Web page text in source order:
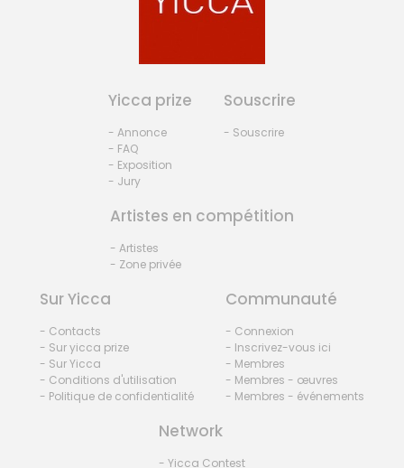
Yicca prize
- Annonce
- FAQ
- Exposition
- Jury
Souscrire
- Souscrire
Artistes en compétition
- Artistes
- Zone privée
Sur Yicca
- Contacts
- Sur yicca prize
- Sur Yicca
- Conditions d'utilisation
- Politique de confidentialité
Communauté
- Connexion
- Inscrivez-vous ici
- Membres
- Membres - œuvres
- Membres - événements
Network
- Yicca Contest